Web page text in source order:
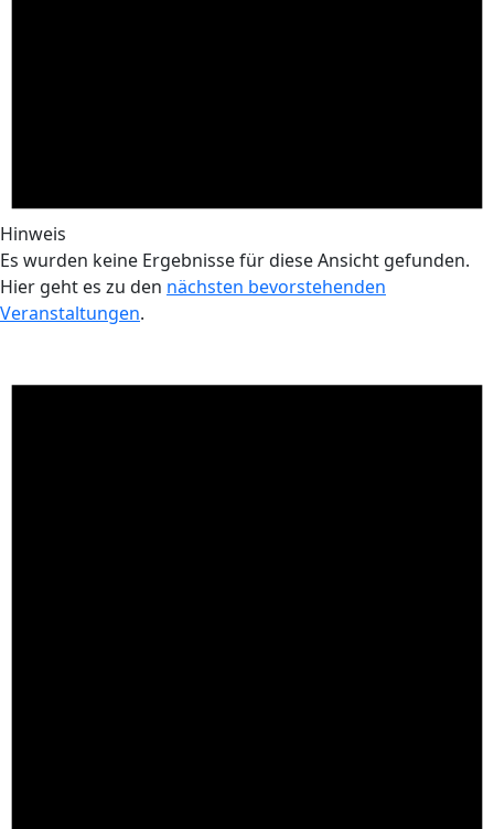
Hinweis
Es wurden keine Ergebnisse für diese Ansicht gefunden.
Hier geht es zu den nächsten bevorstehenden
Veranstaltungen.